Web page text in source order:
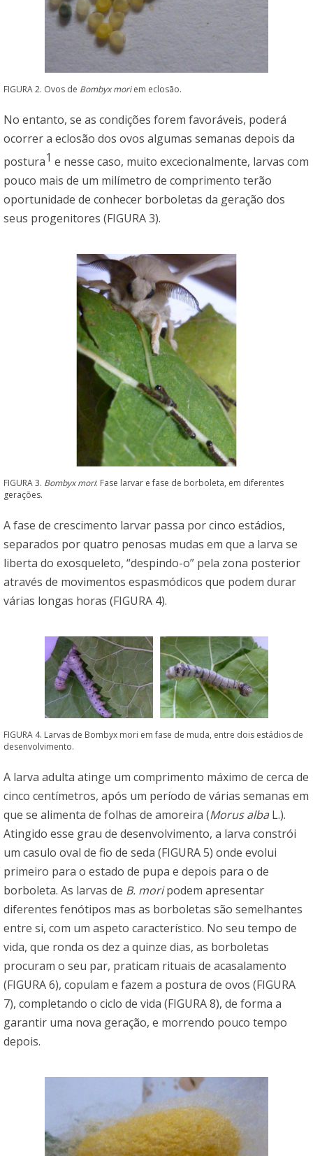
FIGURA 2. Ovos de Bombyx moriem eclosão.
No entanto, se as condições forem favoráveis, poderá
ocorrer a eclosão dos ovos algumas semanas depois da
postura1 e nesse caso, muito excecionalmente, larvas com
pouco mais de um milímetro de comprimento terão
oportunidade de conhecer borboletas da geração dos
seus progenitores (FIGURA 3).
FIGURA 3. Bombyx mori: Fase larvar e fase de borboleta, em diferentes
gerações.
A fase de crescimento larvar passa por cinco estádios,
separados por quatro penosas mudas em que a larva se
liberta do exosqueleto, “despindo-o” pela zona posterior
através de movimentos espasmódicos que podem durar
várias longas horas (FIGURA 4).
FIGURA 4. Larvas de Bombyx mori em fase de muda, entre dois estádios de
desenvolvimento.
A larva adulta atinge um comprimento máximo de cerca de
cinco centímetros, após um período de várias semanas em
que se alimenta de folhas de amoreira (Morus alba L.).
Atingido esse grau de desenvolvimento, a larva constrói
um casulo oval de fio de seda (FIGURA 5) onde evolui
primeiro para o estado de pupa e depois para o de
borboleta. As larvas de B. moripodem apresentar
diferentes fenótipos mas as borboletas são semelhantes
entre si, com um aspeto característico. No seu tempo de
vida, que ronda os dez a quinze dias, as borboletas
procuram o seu par, praticam rituais de acasalamento
(FIGURA 6), copulam e fazem a postura de ovos (FIGURA
7), completando o ciclo de vida (FIGURA 8), de forma a
garantir uma nova geração, e morrendo pouco tempo
depois.